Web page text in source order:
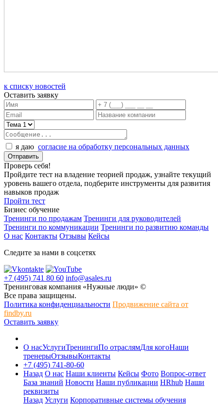
к списку новостей
Оставить заявку
я даю согласие на обработку персональных данных
Проверь себя!
Пройдите тест на владение теорией продаж, узнайте текущий
уровень вашего отдела, подберите инструменты для развития
навыков продаж
Пройти тест
Бизнес обучение
Тренинги по продажам Тренинги для руководителей
Тренинги по коммуникации Тренинги по развитию команды
О нас Контакты Отзывы Кейсы
Следите за нами в соцсетях
+7 (495) 741 80 60 info@asales.ru
Тренинговая компания «Нужные люди» ©
Все права защищены.
Политика конфиденциальности Продвижение сайта от
findby.ru
Оставить заявку
О насУслугиТренингиПо отраслямДля когоНаши
тренерыОтзывыКонтакты
+7 (495) 741-80-60
Назад О нас Наши клиенты Кейсы Фото Вопрос-ответ
База знаний Новости Наши публикации HRhub Наши
реквизиты
Назад Услуги Корпоративные системы обучения